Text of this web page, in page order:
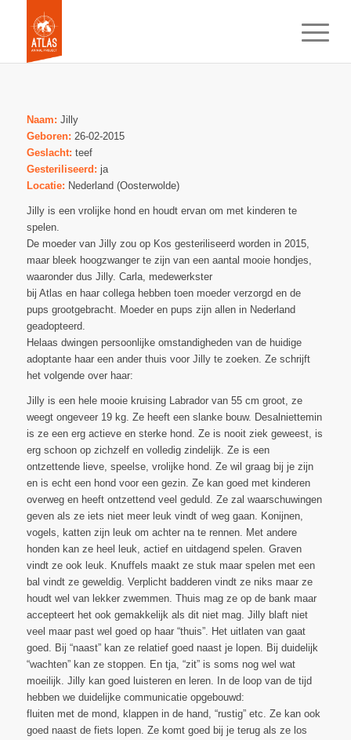
Naam: Jilly
Geboren: 26-02-2015
Geslacht: teef
Gesteriliseerd: ja
Locatie: Nederland (Oosterwolde)
Jilly is een vrolijke hond en houdt ervan om met kinderen te
spelen.
De moeder van Jilly zou op Kos gesteriliseerd worden in 2015,
maar bleek hoogzwanger te zijn van een aantal mooie hondjes,
waaronder dus Jilly. Carla, medewerkster
bij Atlas en haar collega hebben toen moeder verzorgd en de
pups grootgebracht. Moeder en pups zijn allen in Nederland
geadopteerd.
Helaas dwingen persoonlijke omstandigheden van de huidige
adoptante haar een ander thuis voor Jilly te zoeken. Ze schrijft
het volgende over haar:
Jilly is een hele mooie kruising Labrador van 55 cm groot, ze
weegt ongeveer 19 kg. Ze heeft een slanke bouw. Desalniettemin
is ze een erg actieve en sterke hond. Ze is nooit ziek geweest, is
erg schoon op zichzelf en volledig zindelijk. Ze is een
ontzettende lieve, speelse, vrolijke hond. Ze wil graag bij je zijn
en is echt een hond voor een gezin. Ze kan goed met kinderen
overweg en heeft ontzettend veel geduld. Ze zal waarschuwingen
geven als ze iets niet meer leuk vindt of weg gaan. Konijnen,
vogels, katten zijn leuk om achter na te rennen. Met andere
honden kan ze heel leuk, actief en uitdagend spelen. Graven
vindt ze ook leuk. Knuffels maakt ze stuk maar spelen met een
bal vindt ze geweldig. Verplicht badderen vindt ze niks maar ze
houdt wel van lekker zwemmen. Thuis mag ze op de bank maar
accepteert het ook gemakkelijk als dit niet mag. Jilly blaft niet
veel maar past wel goed op haar “thuis”. Het uitlaten van gaat
goed. Bij “naast” kan ze relatief goed naast je lopen. Bij duidelijk
“wachten” kan ze stoppen. En tja, “zit” is soms nog wel wat
moeilijk. Jilly kan goed luisteren en leren. In de loop van de tijd
hebben we duidelijke communicatie opgebouwd:
fluiten met de mond, klappen in de hand, “rustig” etc. Ze kan ook
goed naast de fiets lopen. Ze komt goed bij je terug als ze los